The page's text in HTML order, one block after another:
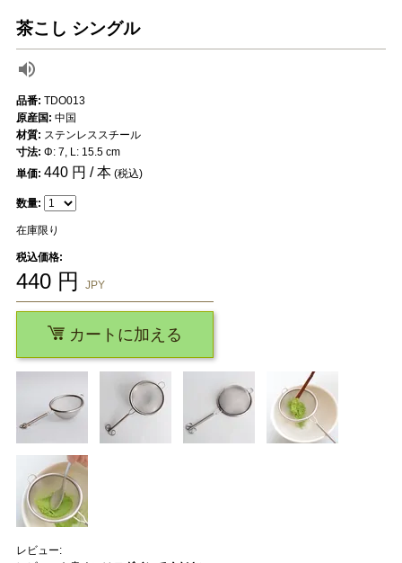
茶こし シングル
レビュー:
品番: TDO013
原産国: 中国
材質: ステンレススチール
寸法: Φ: 7, L: 15.5 cm
単価: 440円 / 本(税込)
数量:
在庫限り
税込価格:
440円 JPY
カートに加える